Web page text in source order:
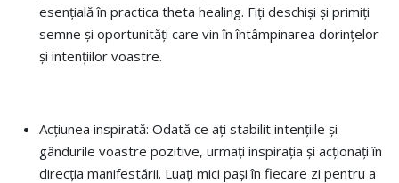
esențială în practica theta healing. Fiți deschiși și primiți
semne și oportunități care vin în întâmpinarea dorințelor
și intențiilor voastre.
Acțiunea inspirată: Odată ce ați stabilit intențiile și
gândurile voastre pozitive, urmați inspirația și acționați în
direcția manifestării. Luați mici pași în fiecare zi pentru a